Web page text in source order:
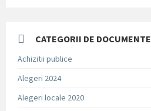
CATEGORII DE DOCUMENTE
Achizitii publice
Alegeri 2024
Alegeri locale 2020